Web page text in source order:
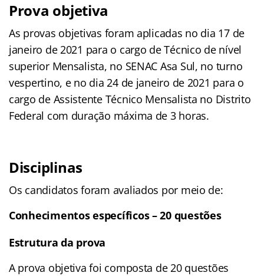
Prova objetiva
As provas objetivas foram aplicadas no dia 17 de
janeiro de 2021 para o cargo de Técnico de nível
superior Mensalista, no SENAC Asa Sul, no turno
vespertino, e no dia 24 de janeiro de 2021 para o
cargo de Assistente Técnico Mensalista no Distrito
Federal com duração máxima de 3 horas.
Disciplinas
Os candidatos foram avaliados por meio de:
Conhecimentos específicos – 20 questões
Estrutura da prova
A prova objetiva foi composta de 20 questões